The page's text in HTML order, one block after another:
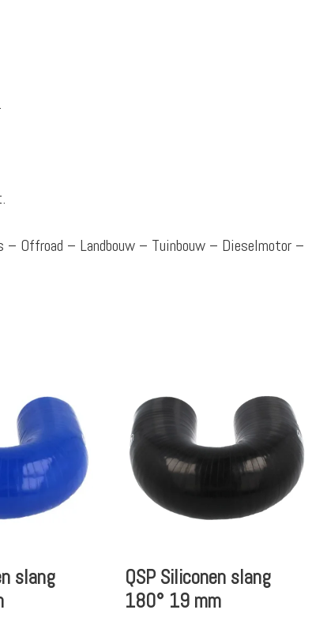
Offroad – Landbouw – Tuinbouw – Dieselmotor –
slang
QSP Siliconen slang
180° 19 mm